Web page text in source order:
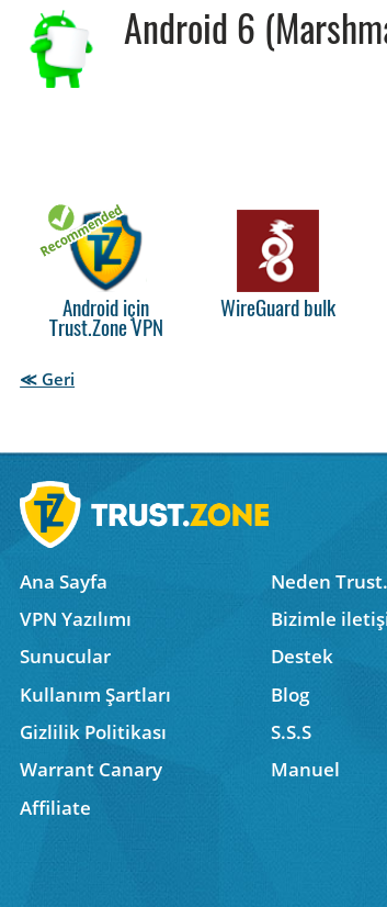
Android 6
Android için
Trust.Zone VPN
WireGuard bulk
≪ Geri
Ana Sayfa
Neden
VPN Yazılımı
Bizimle
Sunucular
Destek
Kullanım Şartları
Blog
Gizlilik Politikası
S.S.S
Warrant Canary
Manuel
Affiliate